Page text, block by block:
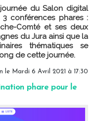
du Salon digital
conférences phares :
Comté et ses deux
du Jura ainsi que la
thématiques se
de cette journée.
le Mardi 6 Avril 2021 à 17:30
phare pour le